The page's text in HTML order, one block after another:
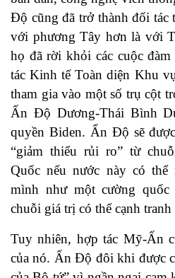
Độ cũng đã trở thành đối tác
với phương Tây hơn là với
họ đã rời khỏi các cuộc
tác Kinh tế Toàn diện Khu
tham gia vào một số trụ cột
Ấn Độ Dương-Thái Bình
quyền Biden. Ấn Độ sẽ
“giảm thiểu rủi ro” từ
Quốc nếu nước này có thể
mình như một cường
chuỗi giá trị có thể cạnh
Tuy nhiên, hợp tác Mỹ-Ấn
của nó. Ấn Độ đôi khi được